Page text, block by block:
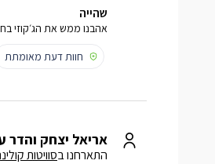
שהייה
אהבנו ממש את הג׳קוזי
חוות דעת מאומתת
אריאל יצחק והדר
התארחנו בסוויטות